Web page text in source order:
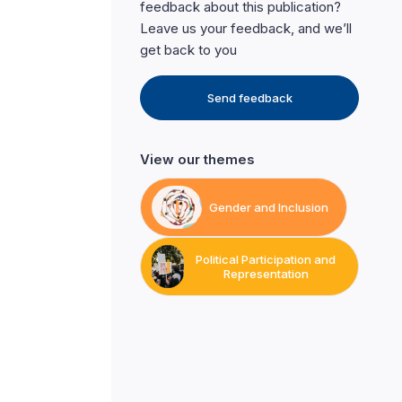
feedback about this publication?
Leave us your feedback, and we’ll
get back to you
Send feedback
View our themes
Gender and Inclusion
Political Participation and
Representation